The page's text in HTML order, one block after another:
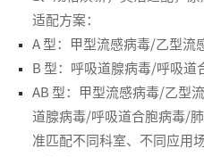
适配方案：
A 型：甲型流感病毒/乙型流
B 型：呼吸道腺病毒/呼吸道
AB 型：甲型流感病毒/乙型
道腺病毒/呼吸道合胞病毒/
准匹配不同科室、不同应用